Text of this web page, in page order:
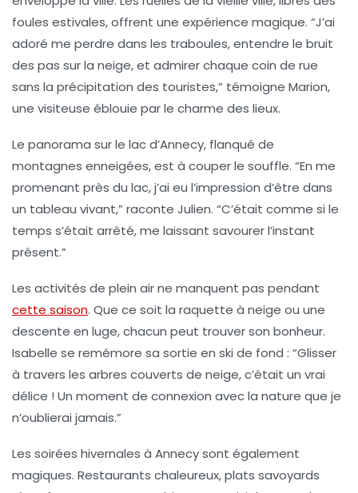
foules estivales, offrent une expérience magique. “J’ai
adoré me perdre dans les traboules, entendre le bruit
des pas sur la neige, et admirer chaque coin de rue
sans la précipitation des touristes,” témoigne Marion,
une visiteuse éblouie par le charme des lieux.
Le panorama sur le lac d’Annecy, flanqué de
montagnes enneigées, est à couper le souffle. “En me
promenant près du lac, j’ai eu l’impression d’être dans
un tableau vivant,” raconte Julien. “C’était comme si le
temps s’était arrêté, me laissant savourer l’instant
présent.”
Les activités de plein air ne manquent pas pendant
cette saison. Que ce soit la raquette à neige ou une
descente en luge, chacun peut trouver son bonheur.
Isabelle se remémore sa sortie en ski de fond : “Glisser
à travers les arbres couverts de neige, c’était un vrai
délice ! Un moment de connexion avec la nature que je
n’oublierai jamais.”
Les soirées hivernales à Annecy sont également
magiques. Restaurants chaleureux, plats savoyards